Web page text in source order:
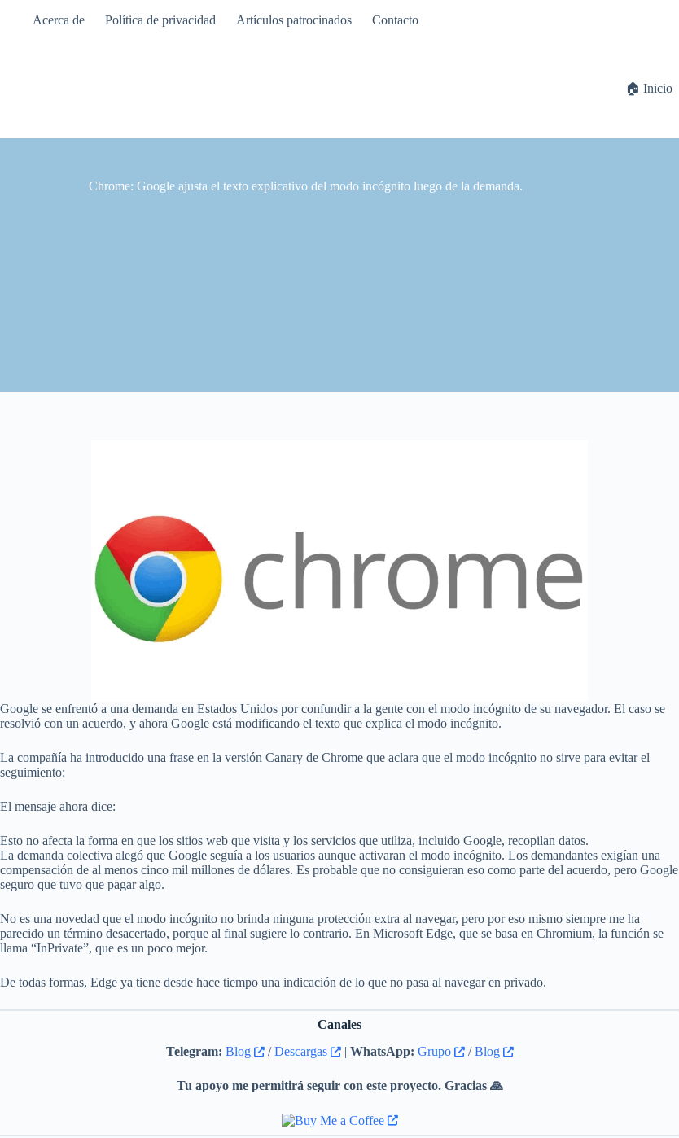
Acerca de Política de privacidad Artículos patrocinados Contacto
🏠 Inicio
Chrome: Google ajusta el texto explicativo del modo incógnito luego de la demanda.
Google se enfrentó a una demanda en Estados Unidos por confundir a la gente con el modo incógnito de su navegador. El caso se
resolvió con un acuerdo, y ahora Google está modificando el texto que explica el modo incógnito.
La compañía ha introducido una frase en la versión Canary de Chrome que aclara que el modo incógnito no sirve para evitar el
seguimiento:
El mensaje ahora dice:
Esto no afecta la forma en que los sitios web que visita y los servicios que utiliza, incluido Google, recopilan datos.
La demanda colectiva alegó que Google seguía a los usuarios aunque activaran el modo incógnito. Los demandantes exigían una
compensación de al menos cinco mil millones de dólares. Es probable que no consiguieran eso como parte del acuerdo, pero Google
seguro que tuvo que pagar algo.
No es una novedad que el modo incógnito no brinda ninguna protección extra al navegar, pero por eso mismo siempre me ha
parecido un término desacertado, porque al final sugiere lo contrario. En Microsoft Edge, que se basa en Chromium, la función se
llama “InPrivate”, que es un poco mejor.
De todas formas, Edge ya tiene desde hace tiempo una indicación de lo que no pasa al navegar en privado.
Canales
Telegram: Blog /Descargas | WhatsApp: Grupo /Blog
Tu apoyo me permitirá seguir con este proyecto. Gracias 🙏